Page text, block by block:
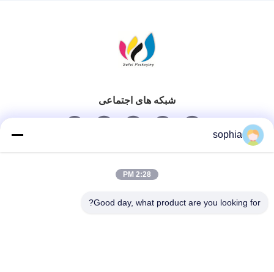
شبکه های اجتماعی
تماس سریع
sophia
2:28 PM
Good day, what product are you looking for?